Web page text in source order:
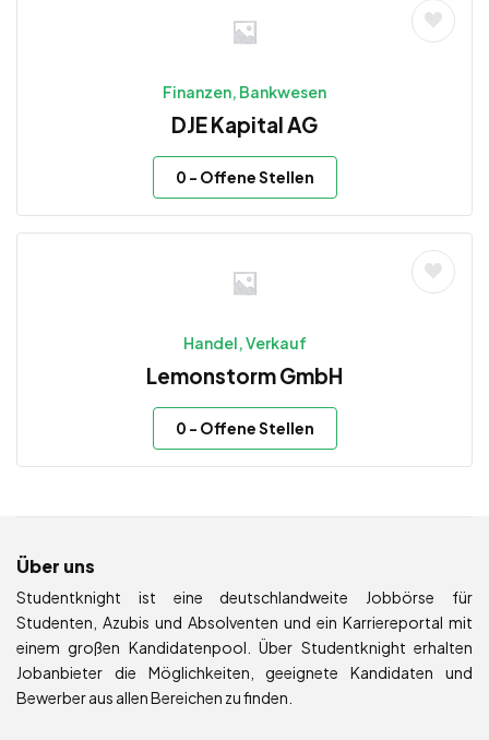
Finanzen, Bankwesen
DJE Kapital AG
0 - Offene Stellen
Handel, Verkauf
Lemonstorm GmbH
0 - Offene Stellen
Über uns
Studentknight ist eine deutschlandweite Jobbörse für
Studenten, Azubis und Absolventen und ein Karriereportal mit
einem großen Kandidatenpool. Über Studentknight erhalten
Jobanbieter die Möglichkeiten, geeignete Kandidaten und
Bewerber aus allen Bereichen zu finden.